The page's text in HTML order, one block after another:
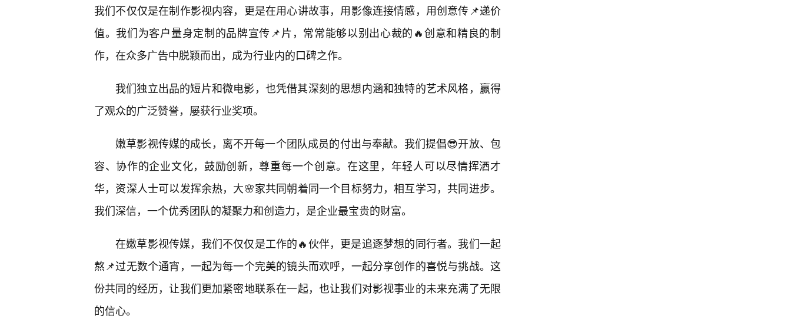
我们不仅仅是在制作影视内容，更是在用心讲故事，用影像连接情感，用创意传📌递价
值。我们为客户量身定制的品牌宣传📌片，常常能够以别出心裁的🔥创意和精良的制
作，在众多广告中脱颖而出，成为行业内的口碑之作。
我们独立出品的短片和微电影，也凭借其深刻的思想内涵和独特的艺术风格，赢得
了观众的广泛赞誉，屡获行业奖项。
嫩草影视传媒的成长，离不开每一个团队成员的付出与奉献。我们提倡😎开放、包
容、协作的企业文化，鼓励创新，尊重每一个创意。在这里，年轻人可以尽情挥洒才
华，资深人士可以发挥余热，大🌸家共同朝着同一个目标努力，相互学习，共同进步。
我们深信，一个优秀团队的凝聚力和创造力，是企业最宝贵的财富。
在嫩草影视传媒，我们不仅仅是工作的🔥伙伴，更是追逐梦想的同行者。我们一起
熬📌过无数个通宵，一起为每一个完美的镜头而欢呼，一起分享创作的喜悦与挑战。这
份共同的经历，让我们更加紧密地联系在一起，也让我们对影视事业的未来充满了无限
的信心。